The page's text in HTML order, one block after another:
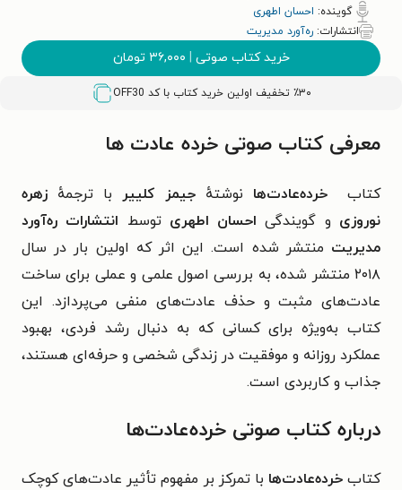
گوینده: احسان اطهری
انتشارات: ره‌آورد مدیریت
خرید کتاب صوتی | ۳۶,۰۰۰ تومان
٪۳۰ تخفیف اولین خرید کتاب با کد OFF30
معرفی کتاب صوتی خرده‌ عادت‌ ها
کتابخرده‌عادت‌ها نوشتهٔجیمز کلییر با ترجمهٔ زهره
نوروزی و گویندگی احسان اطهری توسط انتشارات ره‌آورد
مدیریت منتشر شده است. این اثر که اولین بار در سال
۲۰۱۸ منتشر شده، به بررسی اصول علمی و عملی برای ساخت
عادت‌های مثبت و حذف عادت‌های منفی می‌پردازد. این
کتاب به‌ویژه برای کسانی که به دنبال رشد فردی، بهبود
عملکرد روزانه و موفقیت در زندگی شخصی و حرفه‌ای هستند،
جذاب و کاربردی است.
درباره کتاب صوتی خرده‌عادت‌ها
کتابخرده‌عادت‌ها با تمرکز بر مفهوم تأثیر عادت‌های کوچک